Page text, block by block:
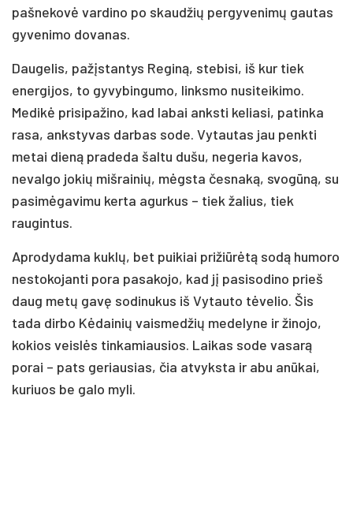
pašnekovė vardino po skaudžių pergyvenimų gautas
gyvenimo dovanas.
Daugelis, pažįstantys Reginą, stebisi, iš kur tiek
energijos, to gyvybingumo, linksmo nusiteikimo.
Medikė prisipažino, kad labai anksti keliasi, patinka
rasa, ankstyvas darbas sode. Vytautas jau penkti
metai dieną pradeda šaltu dušu, negeria kavos,
nevalgo jokių mišrainių, mėgsta česnaką, svogūną, su
pasimėgavimu kerta agurkus – tiek žalius, tiek
raugintus.
Aprodydama kuklų, bet puikiai prižiūrėtą sodą humoro
nestokojanti pora pasakojo, kad jį pasisodino prieš
daug metų gavę sodinukus iš Vytauto tėvelio. Šis
tada dirbo Kėdainių vaismedžių medelyne ir žinojo,
kokios veislės tinkamiausios. Laikas sode vasarą
porai – pats geriausias, čia atvyksta ir abu anūkai,
kuriuos be galo myli.